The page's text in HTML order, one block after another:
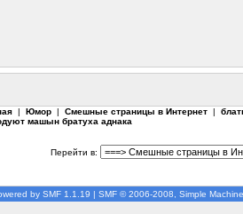
| Юмор | Смешные страницы в Интернет |
машын братуха аднака
Перейти в:
by SMF 1.1.19 | SMF © 2006-2008, Simple